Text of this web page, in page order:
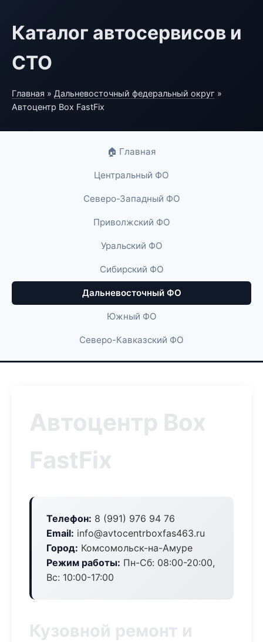
Каталог автосервисов и
СТО
Главная » Дальневосточный федеральный округ »
Автоцентр Box FastFix
🏠 Главная
Центральный ФО
Северо-Западный ФО
Приволжский ФО
Уральский ФО
Сибирский ФО
Дальневосточный ФО
Южный ФО
Северо-Кавказский ФО
Автоцентр Box
FastFix
Телефон: 8 (991) 976 94 76
Email: info@avtocentrboxfas463.ru
Город: Комсомольск-на-Амуре
Режим работы: Пн-Сб: 08:00-20:00,
Вс: 10:00-17:00
Кузовной ремонт и